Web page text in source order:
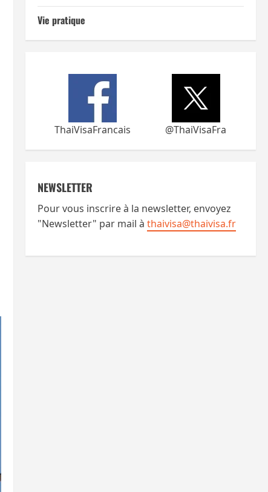
Vie pratique
ThaiVisaFrancais @ThaiVisaFra
NEWSLETTER
Pour vous inscrire à la newsletter, envoyez
"Newsletter" par mail à thaivisa@thaivisa.fr